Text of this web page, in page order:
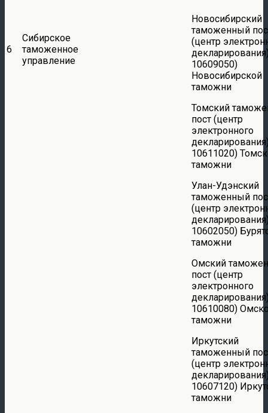
6
Сибирское
таможенное
управление
Новосибирский
таможенный
(центр
10609050)
Новосибирской
таможни
Томский
пост (центр
электронного
10611020)
таможни
Улан-Удэнский
таможенный
(центр
10602050)
таможни
Омский
пост (центр
электронного
10610080)
таможни
Иркутский
таможенный
(центр
10607120)
таможни